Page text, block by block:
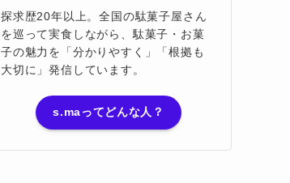
探求歴20年以上。全国の駄菓子屋さん
を巡って実食しながら、駄菓子・お菓
子の魅力を「分かりやすく」「根拠も
大切に」発信しています。
s.maってどんな人？